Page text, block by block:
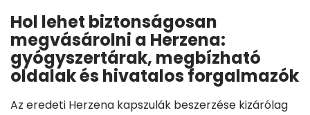
Hol lehet biztonságosan
megvásárolni a Herzena:
gyógyszertárak, megbízható
oldalak és hivatalos forgalmazók
Az eredeti Herzena kapszulák beszerzése kizárólag